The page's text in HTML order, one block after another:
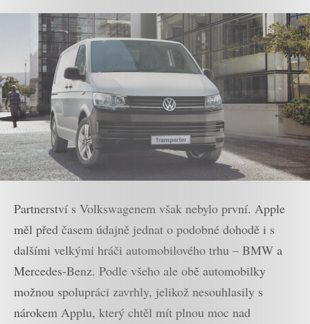
Partnerství s Volkswagenem však nebylo první. Apple
měl před časem údajně jednat o podobné dohodě i s
dalšími velkými hráči automobilového trhu – BMW a
Mercedes-Benz. Podle všeho ale obě automobilky
možnou spolupráci zavrhly, jelikož nesouhlasily s
nárokem Applu, který chtěl mít plnou moc nad